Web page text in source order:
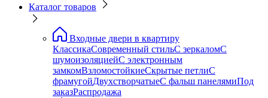
Каталог товаров
Входные двери в квартиру
КлассикаСовременный стильС зеркаломС
шумоизоляциейС электронным
замкомВзломостойкиеСкрытые петлиС
фрамугойДвухстворчатыеС фальш панелямиПод
заказРаспродажа